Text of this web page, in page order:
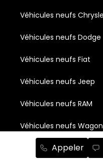
Appeler
Véhicules neufs
Véhicules neufs Dodge
Véhicules neufs Fiat
Véhicules neufs Jeep
Véhicules neufs RAM
Véhicules neufs
Véhicules électriques